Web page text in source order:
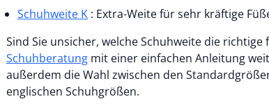
Schuhweite K : Extra-Weite für sehr kräftige
Sind Sie unsicher, welche Schuhweite die
Schuhberatung
außerdem die Wahl zwischen den
englischen Schuhgrößen.